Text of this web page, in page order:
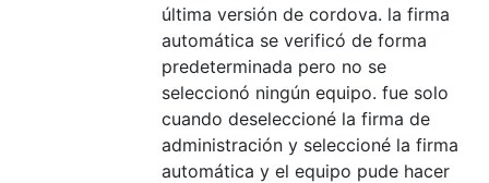
última versión de cordova. la firma
automática se verificó de forma
predeterminada pero no se
seleccionó ningún equipo. fue solo
cuando deseleccioné la firma de
administración y seleccioné la firma
automática y el equipo pude hacer